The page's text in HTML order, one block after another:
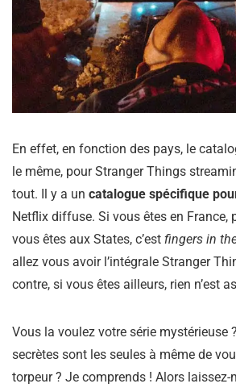
En effet, en fonction des pays, le
le même, pour Stranger Things
tout. Il y a un catalogue spécifique
Netflix diffuse. Si vous êtes en France,
vous êtes aux States, c’est fingers in
allez vous avoir l’intégrale Stranger
contre, si vous êtes ailleurs, rien n’est
Vous la voulez votre série mystérieuse
secrètes sont les seules à même de
torpeur ? Je comprends ! Alors laissez-